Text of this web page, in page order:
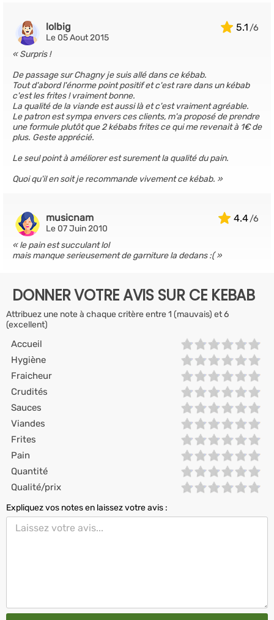
5.1
lolbig
Le 05 Aout 2015
Surpris !
De passage sur Chagny je suis allé dans ce kébab.
Tout d'abord l'énorme point positif et c'est rare dans un kébab
c'est les frites ! vraiment bonne.
La qualité de la viande est aussi là et c'est vraiment agréable.
Le patron est sympa envers ces clients, m'a proposé de prendre
une formule plutôt que 2 kébabs frites ce qui me revenait à 1€ de
plus. Geste apprécié.
Le seul point à améliorer est surement la qualité du pain.
Quoi qu'il en soit je recommande vivement ce kébab.
4.4
musicnam
Le 07 Juin 2010
le pain est succulant lol
mais manque serieusement de garniture la dedans :(
DONNER VOTRE AVIS SUR CE KEBAB
Attribuez une note à chaque critère entre 1 (mauvais) et 6
(excellent)
Accueil
Hygiène
Fraicheur
Crudités
Sauces
Viandes
Frites
Pain
Quantité
Qualité/prix
Expliquez vos notes en laissez votre avis :